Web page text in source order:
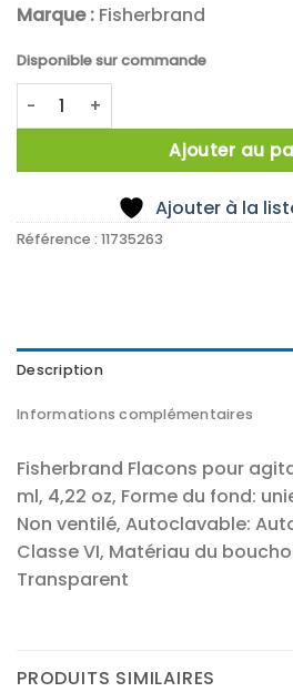
Marque : Fisherbrand
Disponible sur commande
quantité de X24 Erlenmeyer
Ajouter au
Ajouter à la
Référence : 11735263
Description
Informations complémentaires
Fisherbrand Flacons pour
ml, 4,22 oz, Forme du fond:
Non ventilé, Autoclavable:
Classe VI, Matériau du
Transparent
PRODUITS SIMILAIRES